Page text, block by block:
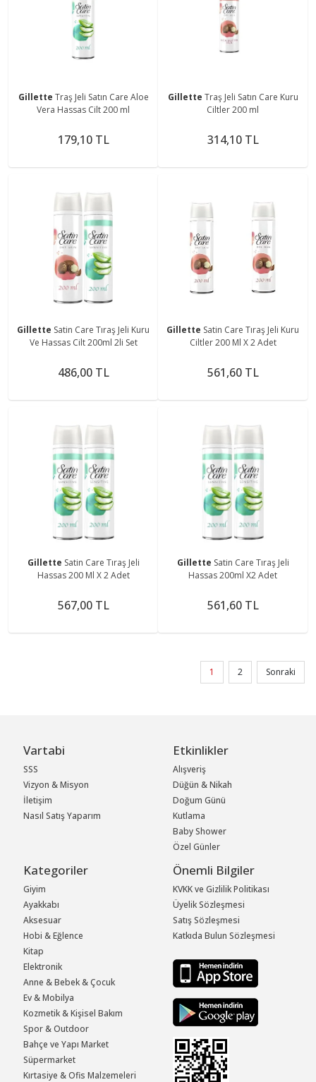
Gillette Traş Jeli Satın Care Aloe
Vera Hassas Cilt 200 ml
179,10 TL
Gillette Traş Jeli Satın Care Kuru
Ciltler 200 ml
314,10 TL
Gillette Satin Care Tıraş Jeli Kuru
Ve Hassas Cilt 200ml 2li Set
486,00 TL
Gillette Satin Care Tıraş Jeli Kuru
Ciltler 200 Ml X 2 Adet
561,60 TL
Gillette Satin Care Tıraş Jeli
Hassas 200 Ml X 2 Adet
567,00 TL
Gillette Satin Care Tıraş Jeli
Hassas 200ml X2 Adet
561,60 TL
1 2 Sonraki
Vartabi
SSS
Vizyon & Misyon
İletişim
Nasıl Satış Yaparım
Etkinlikler
Alışveriş
Düğün & Nikah
Doğum Günü
Kutlama
Baby Shower
Özel Günler
Kategoriler
Giyim
Ayakkabı
Aksesuar
Hobi & Eğlence
Kitap
Elektronik
Anne & Bebek & Çocuk
Ev & Mobilya
Kozmetik & Kişisel Bakım
Spor & Outdoor
Bahçe ve Yapı Market
Süpermarket
Kırtasiye & Ofis Malzemeleri
Önemli Bilgiler
KVKK ve Gizlilik Politikası
Üyelik Sözleşmesi
Satış Sözleşmesi
Katkıda Bulun Sözleşmesi